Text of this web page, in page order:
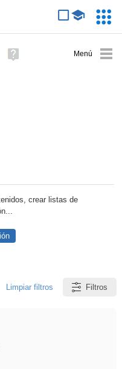
avanzada
Ayuda
(en
crear listas de
Limpiar filtros Filtros